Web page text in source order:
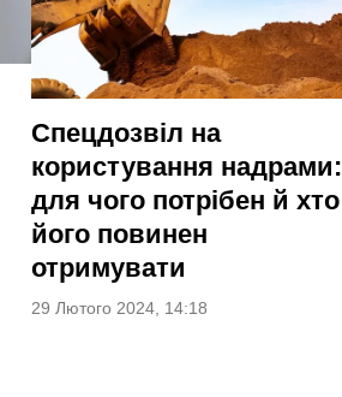
Спецдозвіл на
користування надрами:
для чого потрібен й хто
його повинен
отримувати
29 Лютого 2024, 14:18